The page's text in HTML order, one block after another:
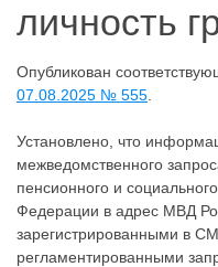
личность
Опубликован
07.08.2025 № 555
Установлено, что
межведомственного
пенсионного и
Федерации в адрес МВД
зарегистрированными в
регламентированными